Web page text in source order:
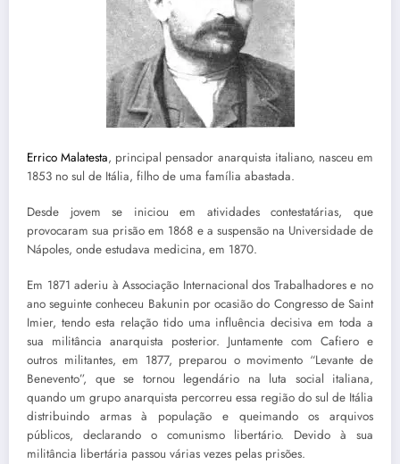
Errico Malatesta, principal pensador anarquista italiano, nasceu em
1853 no sul de Itália, filho de uma família abastada.
Desde jovem se iniciou em atividades contestatárias, que
provocaram sua prisão em 1868 e a suspensão na Universidade de
Nápoles, onde estudava medicina, em 1870.
Em 1871 aderiu à Associação Internacional dos Trabalhadores e no
ano seguinte conheceu Bakunin por ocasião do Congresso de Saint
Imier, tendo esta relação tido uma influência decisiva em toda a
sua militância anarquista posterior. Juntamente com Cafiero e
outros militantes, em 1877, preparou o movimento “Levante de
Benevento”, que se tornou legendário na luta social italiana,
quando um grupo anarquista percorreu essa região do sul de Itália
distribuindo armas à população e queimando os arquivos
públicos, declarando o comunismo libertário. Devido à sua
militância libertária passou várias vezes pelas prisões.